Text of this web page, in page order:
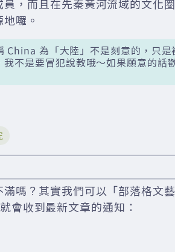
，而且在先秦黃河流域的文化
囉。
China 為「大陸」不是刻意的，只是
不是要冒犯說教哦～如果願意的話
嗎？其實我們可以「部落格文
會收到最新文章的通知：